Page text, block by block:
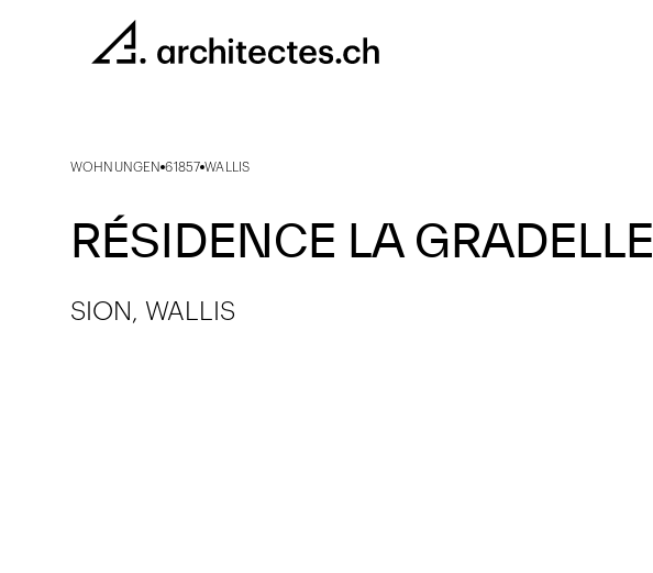
WOHNUNGEN 61857 WALLIS
RÉSIDENCE LA GRADELLE
SION, WALLIS